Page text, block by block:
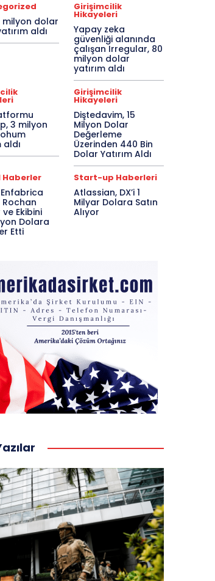
milyon dolar
aldı
Girişimcilik
Hikayeleri
Yapay zeka
güvenliği alanında
çalışan Irregular, 80
milyon dolar
yatırım aldı
3 milyon
aldı
Girişimcilik
Hikayeleri
Diştedavim, 15
Milyon Dolar
Değerleme
Üzerinden 440 Bin
Dolar Yatırım Aldı
Haberler
Rochan
Ekibini
Dolara
Etti
Start-up Haberleri
Atlassian, DX’i 1
Milyar Dolara Satın
Alıyor